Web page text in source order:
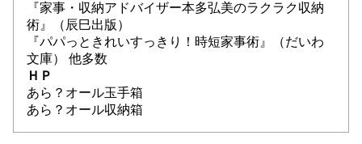
『家事・収納アドバイザー本多弘美のラクラク収納
術』（辰巳出版）
『パパっときれいすっきり！時短家事術』（だいわ
文庫） 他多数
ＨＰ
あら？オール玉手箱
あら？オール収納箱